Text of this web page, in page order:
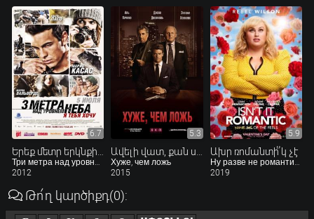
6.7
2012
5.3
Хуже, чем ложь
2015
5.9
Ախր ռոմանտի՞կ չէ
2019
Թո՛ղ կարծիքդ(0):